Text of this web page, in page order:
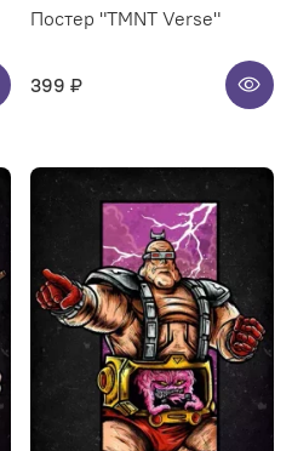
Постер "TMNT Verse"
399 ₽